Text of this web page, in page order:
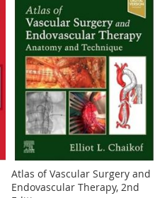
LISTA
DE
DESEJOS
Atlas of Vascular Surgery and
Endovascular Therapy, 2nd